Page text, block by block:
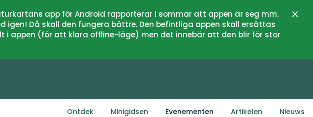
app för Android rapporterar i sommar att appen är seg mm.
Då skall den fungera bättre. Den befintliga appen skall ersättas
i appen (för att klara offline-läge) men det innebär att den blir för stor
Ontdek Minigidsen Evenementen Artikelen Nieuws